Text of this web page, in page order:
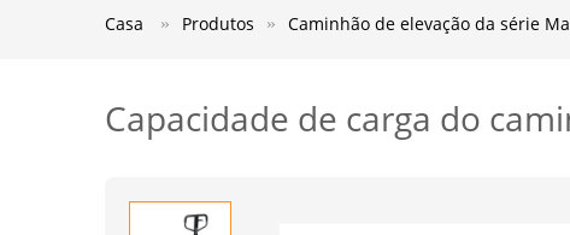
Casa Produtos Caminhão de elevação da série
Capacidade de carga do